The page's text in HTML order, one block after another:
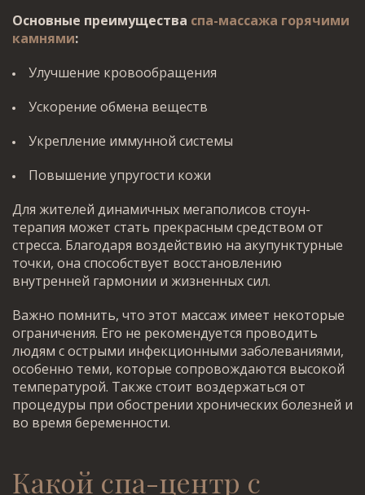
Основные преимущества спа-массажа горячими
камнями:
Улучшение кровообращения
Ускорение обмена веществ
Укрепление иммунной системы
Повышение упругости кожи
Для жителей динамичных мегаполисов стоун-
терапия может стать прекрасным средством от
стресса. Благодаря воздействию на акупунктурные
точки, она способствует восстановлению
внутренней гармонии и жизненных сил.
Важно помнить, что этот массаж имеет некоторые
ограничения. Его не рекомендуется проводить
людям с острыми инфекционными заболеваниями,
особенно теми, которые сопровождаются высокой
температурой. Также стоит воздержаться от
процедуры при обострении хронических болезней и
во время беременности.
Какой спа-центр с